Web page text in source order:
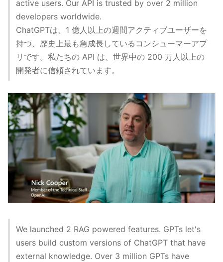
active users. Our API is trusted by over 2 million
developers worldwide.
ChatGPTは、1 億人以上の週間アクティブユーザーを
持つ、歴史上最も急成長しているコンシューマーアプ
リです。私たちの API は、世界中の 200 万人以上の
開発者に信頼されています。
We launched 2 RAG powered features. GPTs let's
users build custom versions of ChatGPT that have
external knowledge. Over 3 million GPTs have